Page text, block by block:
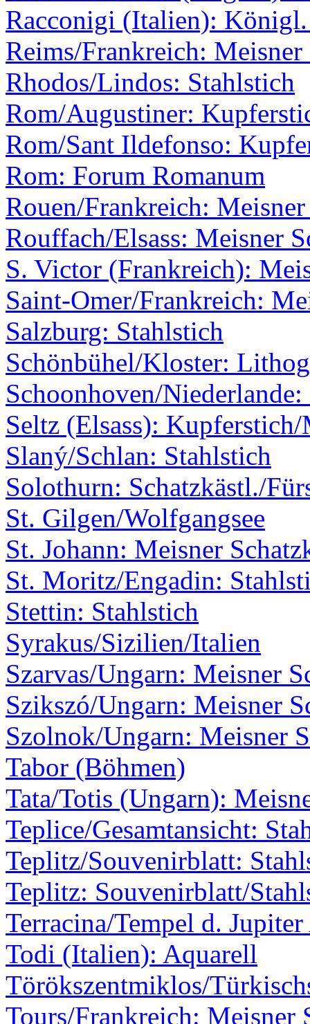
Racconigi (Italien): Königl.
Reims/Frankreich: Meisner
Rhodos/Lindos: Stahlstich
Rom/Augustiner:
Rom/Sant Ildefonso:
Rom: Forum Romanum
Rouen/Frankreich:
Rouffach/Elsass: Meisner
S. Victor (Frankreich):
Saint-Omer/Frankreich:
Salzburg: Stahlstich
Schönbühel/Kloster:
Schoonhoven/
Seltz (Elsass):
Slaný/Schlan: Stahlstich
Solothurn: Schatzkästl./
St. Gilgen/Wolfgangsee
St. Johann: Meisner
St. Moritz/Engadin:
Stettin: Stahlstich
Syrakus/Sizilien/Italien
Szarvas/Ungarn: Meisner
Szikszó/Ungarn: Meisner
Szolnok/Ungarn: Meisner
Tabor (Böhmen)
Tata/Totis (Ungarn):
Teplice/Gesamtansicht:
Teplitz/Souvenirblatt:
Teplitz: Souvenirblatt/
Terracina/Tempel d.
Todi (Italien): Aquarell
Törökszentmiklos/
Tours/Frankreich: Meisner